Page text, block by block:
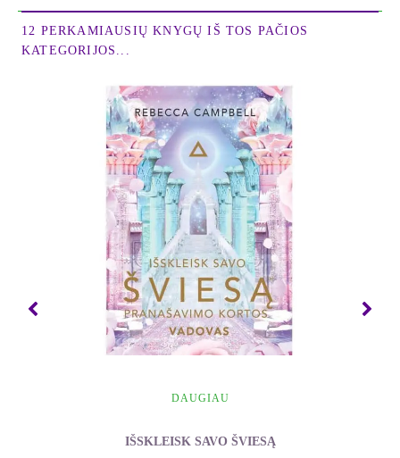
Ši knyga, apimanti laikotarpį nuo pasirengimo
pastoti iki psichologinio pasirengimo gimdyti,
Vakarų išmintis. Ji susieja efektyviausias Vakarų
pasaulio saviugdos idėjas su mažai žinomomis
dvasios ir kūno ugdymo praktikomis, kuriomis Rytų
išminčiai užsiima jau daugiau kaip penkis
tūkstančius metų. Tai harmoningo holistinio proto,
kūno ir dvasios tobulinimo patarimai. Tūkstančiai
žmonių jau pasinaudojo šia programa ir iš esmės
pagerino savo gyvenimo kokybę. Niekas netrukdo
tai padaryti ir jums. Įžiebkite savo aistrą ir
pakurstykite vidinę ugnelę, nes greitai pradėsite
visiškai naują gyvenimą.
12 PERKAMIAUSIŲ KNYGŲ IŠ TOS PAČIOS
KATEGORIJOS...
DAUGIAU
IŠSKLEISK SAVO ŠVIESĄ